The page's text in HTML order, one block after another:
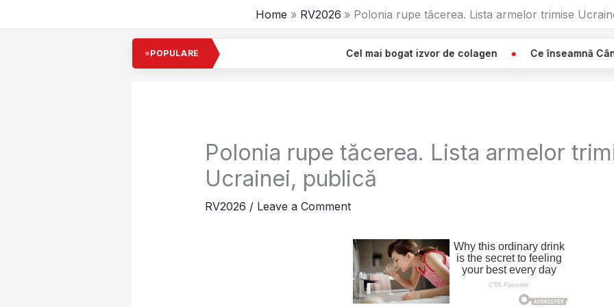
to
Home RV2026 Polonia rupe tăcerea. Lista armelor trimise
POPULARE Cel mai bogat izvor de colagen Ce înseamnă Când Vezi O
Polonia rupe tăcerea. Lista armelor
Ucrainei, publică
RV2026 / Leave a Comment